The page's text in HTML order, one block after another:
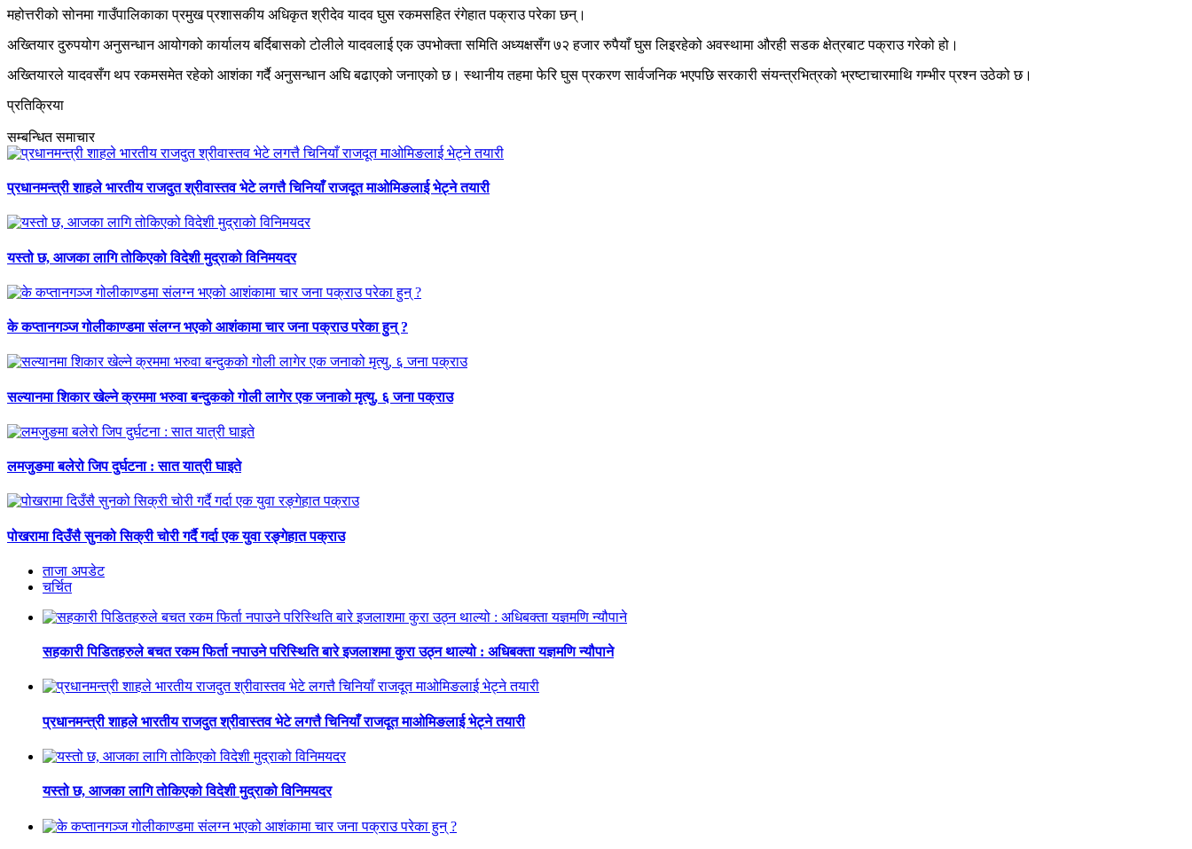
महोत्तरीको सोनमा गाउँपालिकाका प्रमुख प्रशासकीय अधिकृत श्रीदेव यादव घुस रकमसहित रंगेहात पक्राउ परेका छन्।
अख्तियार दुरुपयोग अनुसन्धान आयोगको कार्यालय बर्दिबासको टोलीले यादवलाई एक उपभोक्ता समिति अध्यक्षसँग ७२ हजार रुपैयाँ घुस लिइरहेको अवस्थामा औरही सडक क्षेत्रबाट पक्राउ गरेको हो।
अख्तियारले यादवसँग थप रकमसमेत रहेको आशंका गर्दै अनुसन्धान अघि बढाएको जनाएको छ। स्थानीय तहमा फेरि घुस प्रकरण सार्वजनिक भएपछि सरकारी संयन्त्रभित्रको भ्रष्टाचारमाथि गम्भीर प्रश्न उठेको छ।
प्रतिक्रिया
सम्बन्धित समाचार
प्रधानमन्त्री शाहले भारतीय राजदुत श्रीवास्तव भेटे लगत्तै चिनियाँ राजदूत माओमिङलाई भेट्ने तयारी
यस्तो छ, आजका लागि तोकिएको विदेशी मुद्राको विनिमयदर
के कप्तानगञ्ज गोलीकाण्डमा संलग्न भएको आशंकामा चार जना पक्राउ परेका हुन् ?
सल्यानमा शिकार खेल्ने क्रममा भरुवा बन्दुकको गोली लागेर एक जनाको मृत्यु, ६ जना पक्राउ
लमजुङमा बलेरो जिप दुर्घटना : सात यात्री घाइते
पोखरामा दिउँसै सुनको सिक्री चोरी गर्दै गर्दा एक युवा रङ्गेहात पक्राउ
ताजा अपडेट
चर्चित
सहकारी पिडितहरुले बचत रकम फिर्ता नपाउने परिस्थिति बारे इजलाशमा कुरा उठ्न थाल्यो : अधिबक्ता यज्ञमणि न्यौपाने
प्रधानमन्त्री शाहले भारतीय राजदुत श्रीवास्तव भेटे लगत्तै चिनियाँ राजदूत माओमिङलाई भेट्ने तयारी
यस्तो छ, आजका लागि तोकिएको विदेशी मुद्राको विनिमयदर